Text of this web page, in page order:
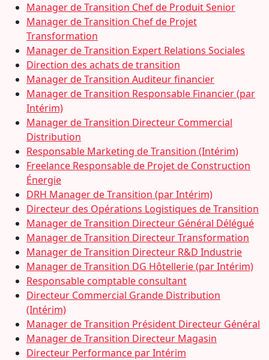
Manager de Transition Chef de Produit Senior
Manager de Transition Chef de Projet
Transformation
Manager de Transition Expert Relations Sociales
Direction des achats de transition
Manager de Transition Auditeur financier
Manager de Transition Responsable Financier (par
Intérim)
Manager de Transition Directeur Commercial
Distribution
Responsable Marketing de Transition (Intérim)
Freelance Responsable de Projet de Construction
Énergie
DRH Manager de Transition (par Intérim)
Directeur des Opérations Logistiques de Transition
Manager de Transition Directeur Général Délégué
Manager de Transition Directeur Transformation
Manager de Transition Directeur R&D Industrie
Manager de Transition DG Hôtellerie (par Intérim)
Responsable comptable consultant
Directeur Commercial Grande Distribution
(Intérim)
Manager de Transition Président Directeur Général
Manager de Transition Directeur Magasin
Directeur Performance par Intérim